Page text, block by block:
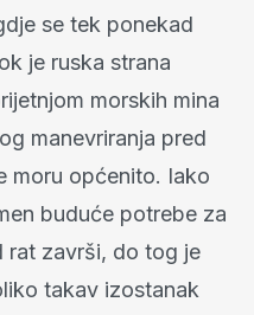
se tek ponekad
je ruska strana
morskih mina
manevriranja pred
moru općenito. Iako
buduće potrebe za
rat završi, do tog je
takav izostanak